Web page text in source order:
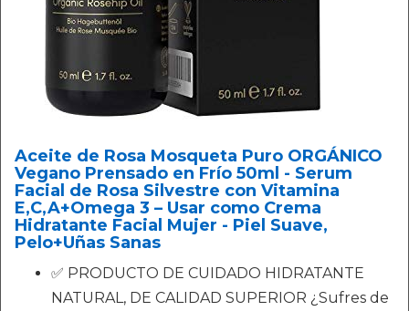
Aceite de Rosa Mosqueta Puro ORGÁNICO
Vegano Prensado en Frío 50ml - Serum
Facial de Rosa Silvestre con Vitamina
E,C,A+Omega 3 – Usar como Crema
Hidratante Facial Mujer - Piel Suave,
Pelo+Uñas Sanas
✅ PRODUCTO DE CUIDADO HIDRATANTE
NATURAL, DE CALIDAD SUPERIOR ¿Sufres de